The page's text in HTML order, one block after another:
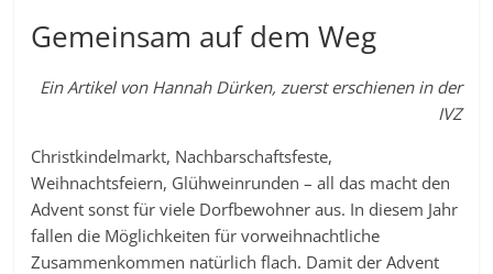
Gemeinsam auf dem Weg
Ein Artikel von Hannah Dürken, zuerst erschienen in der
IVZ
Christkindelmarkt, Nachbarschaftsfeste,
Weihnachtsfeiern, Glühweinrunden – all das macht den
Advent sonst für viele Dorfbewohner aus. In diesem Jahr
fallen die Möglichkeiten für vorweihnachtliche
Zusammenkommen natürlich flach. Damit der Advent